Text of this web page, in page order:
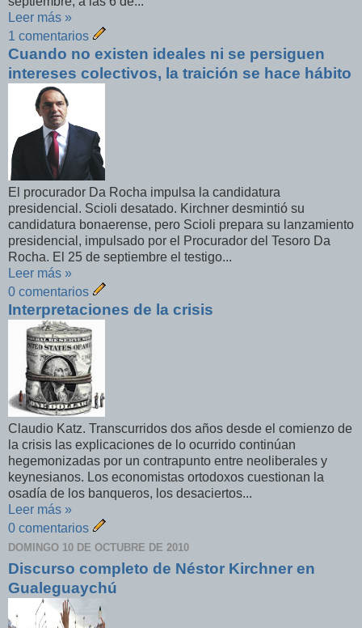
Leer más »
1 comentarios
Cuando no existen ideales ni se persiguen
intereses colectivos, la traición se hace hábito
El procurador Da Rocha impulsa la candidatura
presidencial. Scioli desatado. Kirchner desmintió su
candidatura bonaerense, pero Scioli prepara su lanzamiento
presidencial, impulsado por el Procurador del Tesoro Da
Rocha. El 25 de septiembre el testigo...
Leer más »
0 comentarios
Interpretaciones de la crisis
Claudio Katz. Transcurridos dos años desde el comienzo de
la crisis las explicaciones de lo ocurrido continúan
hegemonizadas por un contrapunto entre neoliberales y
keynesianos. Los economistas ortodoxos cuestionan la
osadía de los banqueros, los desaciertos...
Leer más »
0 comentarios
DOMINGO 10 DE OCTUBRE DE 2010
Discurso completo de Néstor Kirchner en
Gualeguaychú